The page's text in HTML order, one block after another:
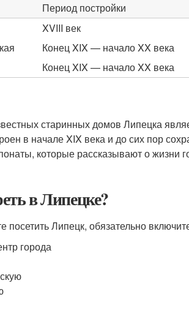
Период постройки
XVIII век
Конец XIX — начало XX века
Конец XIX — начало XX века
старинных домов Липецка
в начале XIX века и до сих пор
которые рассказывают о жизни
в Липецке?
посетить Липецк, обязательно
города